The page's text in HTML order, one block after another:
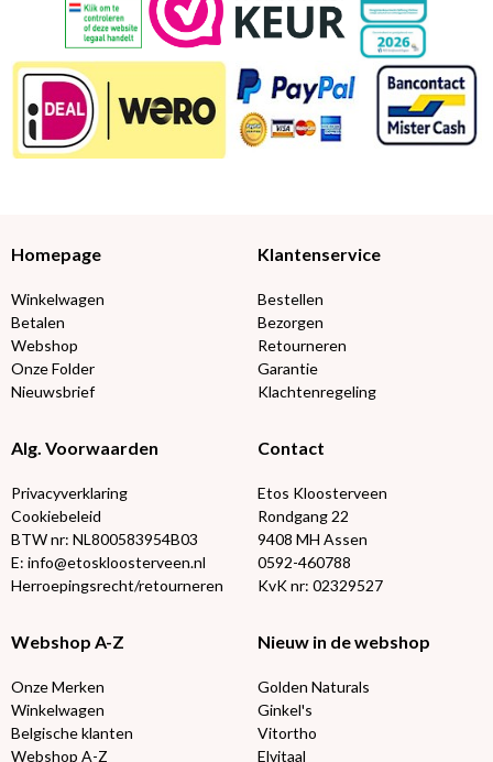
Homepage
Winkelwagen
Betalen
Webshop
Onze Folder
Nieuwsbrief
Klantenservice
Bestellen
Bezorgen
Retourneren
Garantie
Klachtenregeling
Alg. Voorwaarden
Privacyverklaring
Cookiebeleid
BTW nr: NL800583954B03
E: info@etoskloosterveen.nl
Herroepingsrecht/retourneren
Contact
Etos Kloosterveen
Rondgang 22
9408 MH Assen
0592-460788
KvK nr: 02329527
Webshop A-Z
Onze Merken
Winkelwagen
Belgische klanten
Webshop A-Z
Nieuw in de webshop
Golden Naturals
Ginkel's
Vitortho
Elvitaal